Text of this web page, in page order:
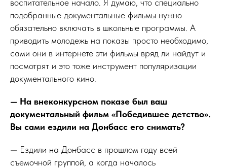
подобранные документальные фильмы нужно
обязательно включать в школьные программы. А
приводить молодежь на показы просто необходимо,
сами они в интернете эти фильмы вряд ли найдут и
посмотрят и это тоже инструмент популяризации
документального кино.
— На внеконкурсном показе был ваш
документальный фильм «Победившее детство».
Вы сами ездили на Донбасс его снимать?
— Ездили на Донбасс в прошлом году всей
съемочной группой, а когда началось